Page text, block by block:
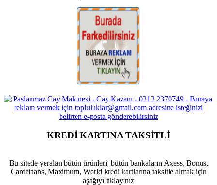
KREDİ KARTINA TAKSİTLİ
Bu sitede yeralan bütün ürünleri, bütün bankaların Axess, Bonus,
Cardfinans, Maximum, World kredi kartlarına taksitle almak için
aşağıyı tıklayınız